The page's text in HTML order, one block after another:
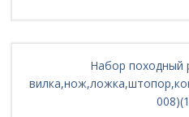
Набор походный